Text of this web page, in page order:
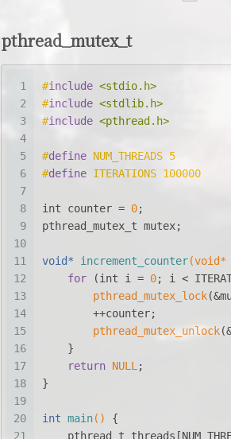
pthread_mutex_t
1
2
3
4
5
6
7
8
9
10
11
12
13
14
15
16
17
18
19
20
21
#include <stdio.h>
#include <stdlib.h>
#include <pthread.h>
#define NUM_THREADS 5
#define ITERATIONS 100000
int counter = 0;
pthread_mutex_t mutex;
void* increment_counter(void*
for (int i = 0; i <
pthread_mutex_lock
        ++counter;
pthread_mutex_unlock
    }
return NULL ;
}
int main()
{
pthread_t